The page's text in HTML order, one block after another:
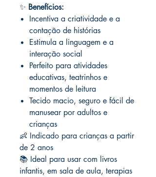
✨ Benefícios:
Incentiva a criatividade e a
contação de histórias
Estimula a linguagem e a
interação social
Perfeito para atividades
educativas, teatrinhos e
momentos de leitura
Tecido macio, seguro e fácil de
manusear por adultos e
crianças
👶 Indicado para crianças a partir
de 2 anos
📚 Ideal para usar com livros
infantis, em sala de aula, terapias